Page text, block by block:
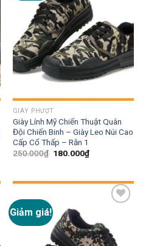
GIÀY PHƯỢT
Giày Lính Mỹ Chiến Thuật Quân
Đội Chiến Binh – Giày Leo Núi Cao
Cấp Cổ Thấp – Rằn 1
250.000₫ 180.000₫
Giảm giá!